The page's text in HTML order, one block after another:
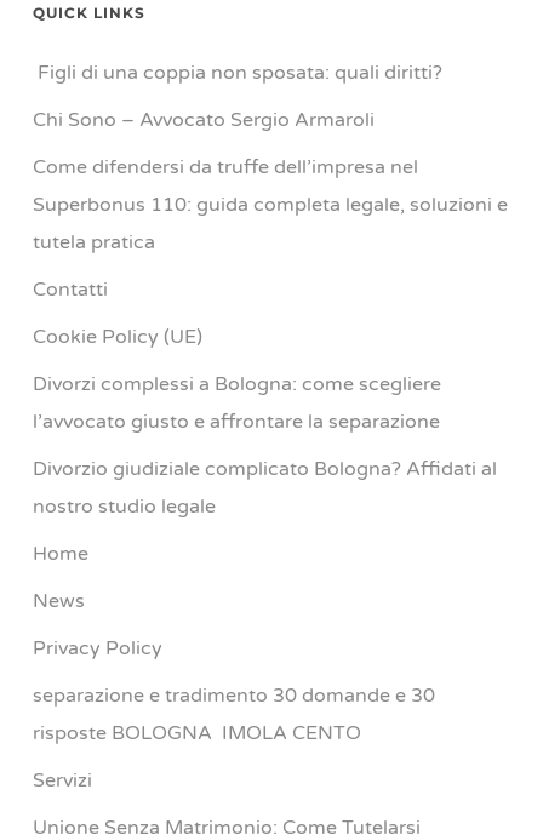
QUICK LINKS
Figli di una coppia non sposata: quali diritti?
Chi Sono – Avvocato Sergio Armaroli
Come difendersi da truffe dell’impresa nel
Superbonus 110: guida completa legale, soluzioni e
tutela pratica
Contatti
Cookie Policy (UE)
Divorzi complessi a Bologna: come scegliere
l’avvocato giusto e affrontare la separazione
Divorzio giudiziale complicato Bologna? Affidati al
nostro studio legale
Home
News
Privacy Policy
separazione e tradimento 30 domande e 30
risposte BOLOGNA IMOLA CENTO
Servizi
Unione Senza Matrimonio: Come Tutelarsi